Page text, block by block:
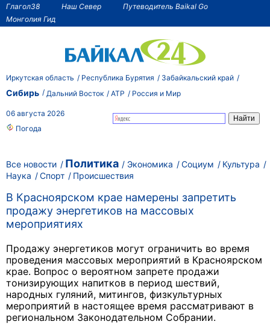
Глагол38 Наш Север
Путеводитель Baikal Go
Монголия Гид
Иркутская область Республика Бурятия Забайкальский край
Сибирь Дальний Восток АТР Россия и Мир
06 августа 2026
Погода
Все новости Политика Экономика Социум
Культура
Наука
Спорт Происшествия
В Красноярском крае намерены запретить
продажу энергетиков на массовых
мероприятиях
Продажу энергетиков могут ограничить во время
проведения массовых мероприятий в Красноярском
крае. Вопрос о вероятном запрете продажи
тонизирующих напитков в период шествий,
народных гуляний, митингов, физкультурных
мероприятий в настоящее время рассматривают в
региональном Законодательном Собрании.